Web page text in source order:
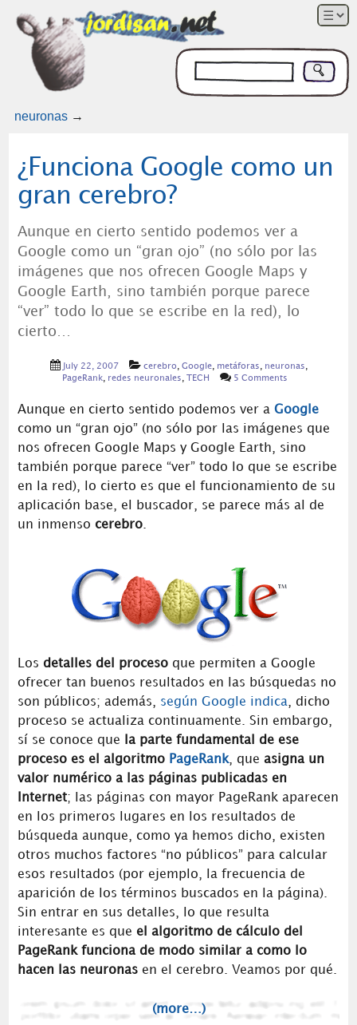
neuronas→
¿Funciona Google como un
gran cerebro?
Aunque en cierto sentido podemos ver a
Google como un “gran ojo” (no sólo por las
imágenes que nos ofrecen Google Maps y
Google Earth, sino también porque parece
“ver” todo lo que se escribe en la red), lo
cierto…
July 22, 2007 cerebro , Google, metáforas , neuronas ,
PageRank, redes neuronales , TECH 5 Comments
Aunque en cierto sentido podemos ver a Google
como un “gran ojo” (no sólo por las imágenes que
nos ofrecen Google Maps y Google Earth, sino
también porque parece “ver” todo lo que se escribe
en la red), lo cierto es que el funcionamiento de su
aplicación base, el buscador, se parece más al de
un inmenso cerebro.
Los detalles del procesoque permiten a Google
ofrecer tan buenos resultados en las búsquedas no
son públicos; además, según Google indica , dicho
proceso se actualiza continuamente. Sin embargo,
sí se conoce que
la parte fundamental de ese
proceso es el algoritmo PageRank, que asigna un
valor numérico a las páginas publicadas en
Internet; las páginas con mayor PageRank aparecen
en los primeros lugares en los resultados de
búsqueda aunque, como ya hemos dicho, existen
otros muchos factores “no públicos” para calcular
esos resultados (por ejemplo, la frecuencia de
aparición de los términos buscados en la página).
Sin entrar en sus detalles, lo que resulta
interesante es que el algoritmo de cálculo del
PageRank funciona de modo similar a como lo
hacen las neuronasen el cerebro. Veamos por qué.
(more…)